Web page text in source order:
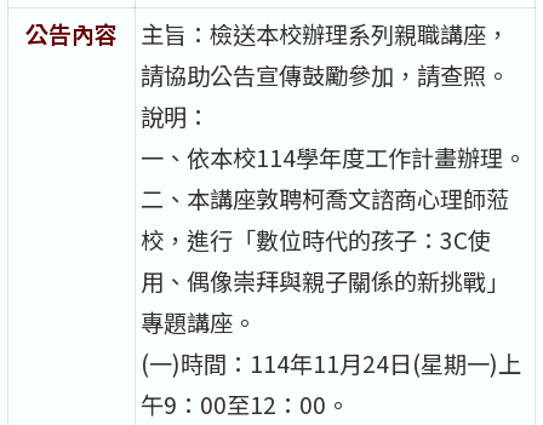
公告內容
主旨：檢送本校辦理系列親職講座，
請協助公告宣傳鼓勵參加，請查照。
說明：
一、依本校114學年度工作計畫辦理。
二、本講座敦聘柯喬文諮商心理師蒞
校，進行「數位時代的孩子：3C使
用、偶像崇拜與親子關係的新挑戰」
專題講座。
(一)時間：114年11月24日(星期一)上
午9：00至12：00。